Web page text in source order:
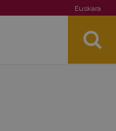
Euskara